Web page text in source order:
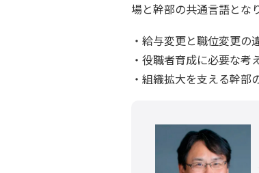
場と幹部の共通言語とな
・給与変更と職位変更の
・役職者育成に必要な考
・組織拡大を支える幹部